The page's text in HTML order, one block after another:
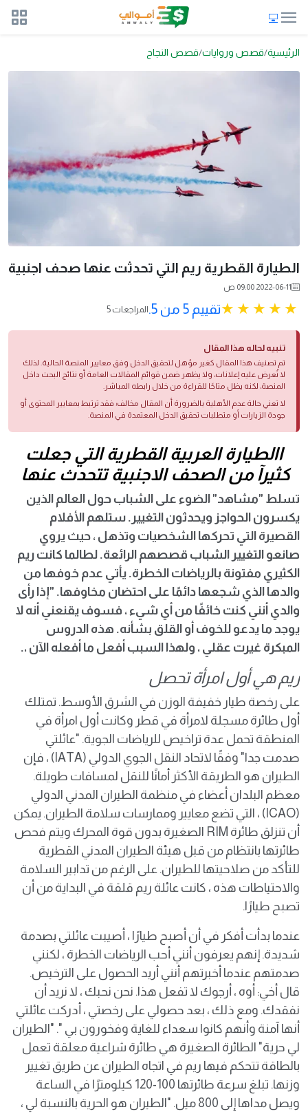
الرئيسية قصص وروايات قصص النجاح
الطيارة القطرية ريم التي تحدثت عنها صحف اجنبية
2022-06-11 09:00 ص
تقييم 5 من 5. 5 المراجعات
تنبيه لحاله هذا المقال
تم تصنيف هذا المقال كغير مؤهل لتحقيق الدخل وفق معايير المنصة الحالية. لذلك
لا تُعرض عليه إعلانات، ولا يظهر ضمن قوائم المقالات العامة أو نتائج البحث داخل
المنصة، لكنه يظل متاحًا للقراءة من خلال رابطه المباشر.
لا تعني حالة عدم الأهلية بالضرورة أن المقال مخالف؛ فقد ترتبط بمعايير المحتوى أو
جودة الزيارات أو متطلبات تحقيق الدخل المعتمدة في المنصة.
االطيارة العربية القطرية التي جعلت
كثيرآ من الصحف الاجنبية تتحدث عنها
تسلط "مشاهد" الضوء على الشباب حول العالم الذين
يكسرون الحواجز ويحدثون التغيير. ستلهم الأفلام
القصيرة التي تحركها الشخصيات وتذهل ، حيث يروي
صانعو التغيير الشباب قصصهم الرائعة. لطالما كانت ريم
الكثيري مفتونة بالرياضات الخطرة. يأتي عدم خوفها من
والدها الذي شجعها دائمًا على احتضان مخاوفها. "إذا رأى
والدي أنني كنت خائفًا من أي شيء ، فسوف يقنعني أنه لا
يوجد ما يدعو للخوف أو القلق بشأنه. هذه الدروس
المبكرة غيرت عقلي ، ولهذا السبب أفعل ما أفعله الآن ،.
ريم هي أول امرأة تحصل
على رخصة طيار خفيفة الوزن في الشرق الأوسط. تمتلك
أول طائرة مسجلة لامرأة في قطر وكانت أول امرأة في
المنطقة تحمل عدة تراخيص للرياضات الجوية. "عائلتي
صدمت جدا" وفقًا لاتحاد النقل الجوي الدولي (IATA) ، فإن
الطيران هو الطريقة الأكثر أمانًا للنقل لمسافات طويلة.
معظم البلدان أعضاء في منظمة الطيران المدني الدولي
(ICAO) ، التي تضع معايير وممارسات سلامة الطيران. يمكن
أن تنزلق طائرة RIM الصغيرة بدون قوة المحرك ويتم فحص
طائرتها بانتظام من قبل هيئة الطيران المدني القطرية
للتأكد من صلاحيتها للطيران. على الرغم من تدابير السلامة
والاحتياطات هذه ، كانت عائلة ريم قلقة في البداية من أن
تصبح طيارًا.
عندما بدأت أفكر في أن أصبح طيارًا ، أصيبت عائلتي بصدمة
شديدة. إنهم يعرفون أنني أحب الرياضات الخطرة ، لكنني
صدمتهم عندما أخبرتهم أنني أريد الحصول على الترخيص.
قال أخي: أوه ، أرجوك لا تفعل هذا. نحن نحبك ، لا نريد أن
نفقدك. ومع ذلك ، بعد حصولي على رخصتي ، أدركت عائلتي
أنها آمنة وأنهم كانوا سعداء للغاية وفخورون بي ". "الطيران
لي حرية" الطائرة الصغيرة هي طائرة شراعية معلقة تعمل
بالطاقة تتحكم فيها ريم في اتجاه الطيران عن طريق تغيير
وزنها. تبلغ سرعة طائرتها 100-120 كيلومترًا في الساعة
ويصل مداها إلى 800 ميل. "الطيران هو الحرية بالنسبة لي ،